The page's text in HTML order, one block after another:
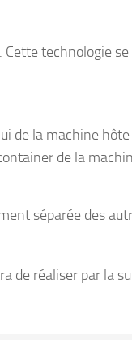
technologie
de la machine hôte
de la
séparée des
de réaliser par la